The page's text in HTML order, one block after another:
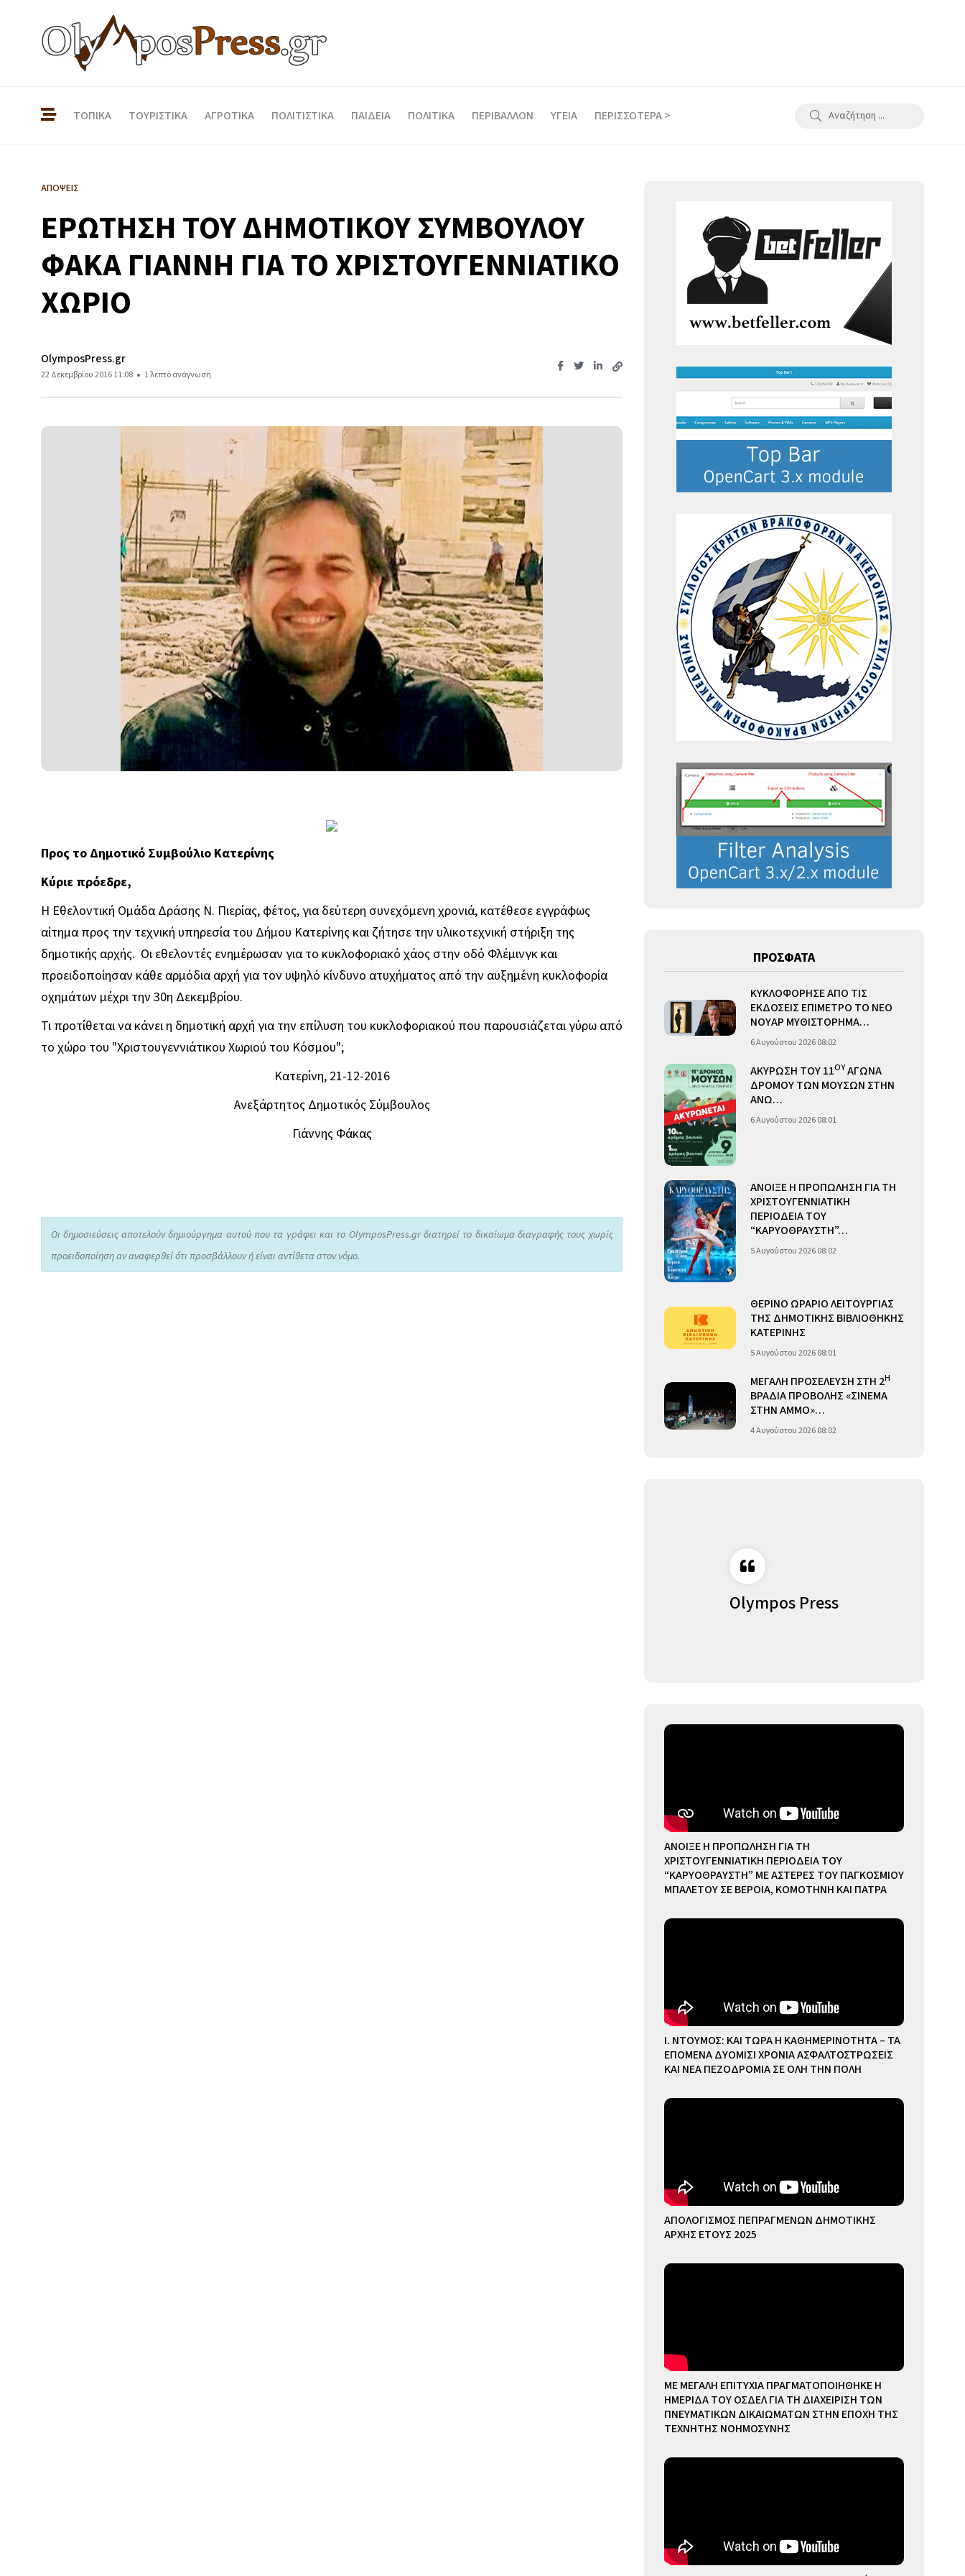
ΤΟΠΙΚΑ ΤΟΥΡΙΣΤΙΚΑ ΑΓΡΟΤΙΚΑ ΠΟΛΙΤΙΣΤΙΚΑ ΠΑΙΔΕΙΑ ΠΟΛΙΤΙΚΑ ΠΕΡΙΒΑΛΛΟΝ ΥΓΕΙΑ ΠΕΡΙΣΣΟΤΕΡΑ >
ΑΠΟΨΕΙΣ
ΕΡΩΤΗΣΗ ΤΟΥ ΔΗΜΟΤΙΚΟΥ ΣΥΜΒΟΥΛΟΥ
ΦΑΚΑ ΓΙΑΝΝΗ ΓΙΑ ΤΟ ΧΡΙΣΤΟΥΓΕΝΝΙΑΤΙΚΟ
ΧΩΡΙΟ
OlymposPress.gr
22 Δεκεμβρίου 2016 11:08 1 λεπτό ανάγνωση
Προς το Δημοτικό Συμβούλιο Κατερίνης
Κύριε πρόεδρε,
Η Εθελοντική Ομάδα Δράσης Ν. Πιερίας, φέτος, για δεύτερη συνεχόμενη χρονιά, κατέθεσε εγγράφως
αίτημα προς την τεχνική υπηρεσία του Δήμου Κατερίνης και ζήτησε την υλικοτεχνική στήριξη της
δημοτικής αρχής. Οι εθελοντές ενημέρωσαν για το κυκλοφοριακό χάος στην οδό Φλέμινγκ και
προειδοποίησαν κάθε αρμόδια αρχή για τον υψηλό κίνδυνο ατυχήματος από την αυξημένη κυκλοφορία
οχημάτων μέχρι την 30η Δεκεμβρίου.
Τι προτίθεται να κάνει η δημοτική αρχή για την επίλυση του κυκλοφοριακού που παρουσιάζεται γύρω από
το χώρο του "Χριστουγεννιάτικου Χωριού του Κόσμου";
Κατερίνη, 21-12-2016
Ανεξάρτητος Δημοτικός Σύμβουλος
Γιάννης Φάκας
Οι δημοσιεύσεις αποτελούν δημιούργημα αυτού που τα γράφει και το OlymposPress.gr διατηρεί το δικαίωμα διαγραφής τους χωρίς
προειδοποίηση αν αναφερθεί ότι προσβάλλουν ή είναι αντίθετα στον νόμο.
ΠΡΟΣΦΑΤΑ
ΚΥΚΛΟΦΟΡΗΣΕ ΑΠΟ ΤΙΣ
ΕΚΔΟΣΕΙΣ ΕΠΙΜΕΤΡΟ ΤΟ ΝΕΟ
ΝΟΥΑΡ ΜΥΘΙΣΤΟΡΗΜΑ…
6 Αυγούστου 2026 08:02
ΑΚΥΡΩΣΗ ΤΟΥ 11ΟΥΑΓΩΝΑ
ΔΡΟΜΟΥ ΤΩΝ ΜΟΥΣΩΝ ΣΤΗΝ
ΑΝΩ…
6 Αυγούστου 2026 08:01
ΑΝΟΙΞΕ Η ΠΡΟΠΩΛΗΣΗ ΓΙΑ ΤΗ
ΧΡΙΣΤΟΥΓΕΝΝΙΑΤΙΚΗ
ΠΕΡΙΟΔΕΙΑ ΤΟΥ
“ΚΑΡΥΟΘΡΑΥΣΤΗ”…
5 Αυγούστου 2026 08:02
ΘΕΡΙΝΟ ΩΡΑΡΙΟ ΛΕΙΤΟΥΡΓΙΑΣ
ΤΗΣ ΔΗΜΟΤΙΚΗΣ ΒΙΒΛΙΟΘΗΚΗΣ
ΚΑΤΕΡΙΝΗΣ
5 Αυγούστου 2026 08:01
ΜΕΓΑΛΗ ΠΡΟΣΕΛΕΥΣΗ ΣΤΗ 2Η
ΒΡΑΔΙΑ ΠΡΟΒΟΛΗΣ «ΣΙΝΕΜΑ
ΣΤΗΝ ΑΜΜΟ»…
4 Αυγούστου 2026 08:02
Olympos Press
ΑΝΟΙΞΕ Η ΠΡΟΠΩΛΗΣΗ ΓΙΑ ΤΗ
ΧΡΙΣΤΟΥΓΕΝΝΙΑΤΙΚΗ ΠΕΡΙΟΔΕΙΑ ΤΟΥ
“ΚΑΡΥΟΘΡΑΥΣΤΗ” ΜΕ ΑΣΤΕΡΕΣ ΤΟΥ ΠΑΓΚΟΣΜΙΟΥ
ΜΠΑΛΕΤΟΥ ΣΕ ΒΕΡΟΙΑ, ΚΟΜΟΤΗΝΗ ΚΑΙ ΠΑΤΡΑ
Ι. ΝΤΟΥΜΟΣ: ΚΑΙ ΤΩΡΑ Η ΚΑΘΗΜΕΡΙΝΟΤΗΤΑ – ΤΑ
ΕΠΟΜΕΝΑ ΔΥΟΜΙΣΙ ΧΡΟΝΙΑ ΑΣΦΑΛΤΟΣΤΡΩΣΕΙΣ
ΚΑΙ ΝΕΑ ΠΕΖΟΔΡΟΜΙΑ ΣΕ ΟΛΗ ΤΗΝ ΠΟΛΗ
ΑΠΟΛΟΓΙΣΜΟΣ ΠΕΠΡΑΓΜΕΝΩΝ ΔΗΜΟΤΙΚΗΣ
ΑΡΧΗΣ ΕΤΟΥΣ 2025
ΜΕ ΜΕΓΑΛΗ ΕΠΙΤΥΧΙΑ ΠΡΑΓΜΑΤΟΠΟΙΗΘΗΚΕ Η
ΗΜΕΡΙΔΑ ΤΟΥ ΟΣΔΕΛ ΓΙΑ ΤΗ ΔΙΑΧΕΙΡΙΣΗ ΤΩΝ
ΠΝΕΥΜΑΤΙΚΩΝ ΔΙΚΑΙΩΜΑΤΩΝ ΣΤΗΝ ΕΠΟΧΗ ΤΗΣ
ΤΕΧΝΗΤΗΣ ΝΟΗΜΟΣΥΝΗΣ